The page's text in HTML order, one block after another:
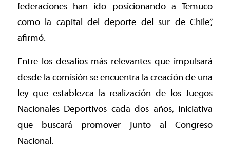
federaciones han ido posicionando a Temuco
como la capital del deporte del sur de Chile”,
afirmó.
Entre los desafíos más relevantes que impulsará
desde la comisión se encuentra la creación de una
ley que establezca la realización de los Juegos
Nacionales Deportivos cada dos años, iniciativa
que buscará promover junto al Congreso
Nacional.